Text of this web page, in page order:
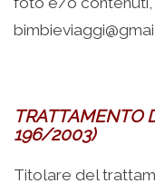
TRATTAMENTO
196/2003)
Titolare del